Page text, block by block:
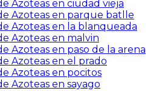
Azoteas en ciudad vieja
Azoteas en parque batlle
Azoteas en la blanqueada
Azoteas en malvin
Azoteas en paso de la arena
Azoteas en el prado
Azoteas en pocitos
Azoteas en sayago